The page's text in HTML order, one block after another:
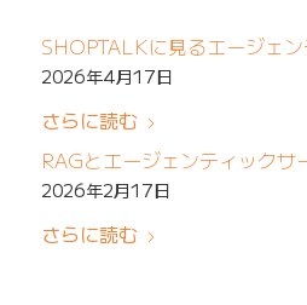
SHOPTALKに見るエージェ
2026年4月17日
さらに読む
RAGとエージェンティックサ
2026年2月17日
さらに読む